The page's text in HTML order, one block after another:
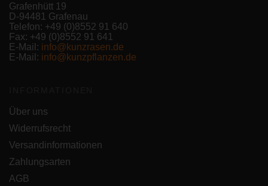
Grafenhütt 19
D-94481 Grafenau
Telefon: +49 (0)8552 91 640
Fax: +49 (0)8552 91 641
E-Mail: info@kunzrasen.de
E-Mail: info@kunzpflanzen.de
Über uns
Widerrufsrecht
Versandinformationen
Zahlungsarten
AGB